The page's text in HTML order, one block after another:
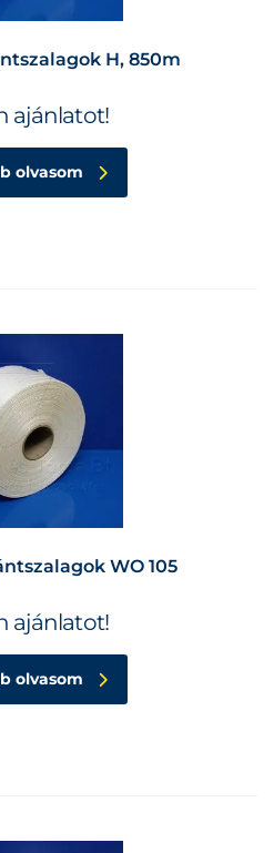
H, 850m
ajánlatot!
olvasom
WO 105
ajánlatot!
olvasom